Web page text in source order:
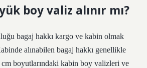
boy valiz alınır mı?
bagaj hakkı kargo ve kabin olmak
alınabilen bagaj hakkı genellikle
boyutlarındaki kabin boy valizleri ve